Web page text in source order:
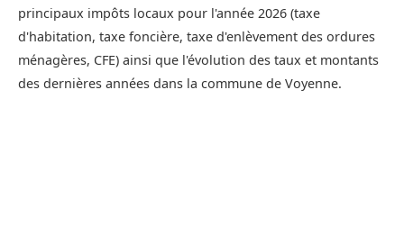
principaux impôts locaux pour l'année 2026 (taxe
d'habitation, taxe foncière, taxe d'enlèvement des ordures
ménagères, CFE) ainsi que l'évolution des taux et montants
des dernières années dans la commune de Voyenne.